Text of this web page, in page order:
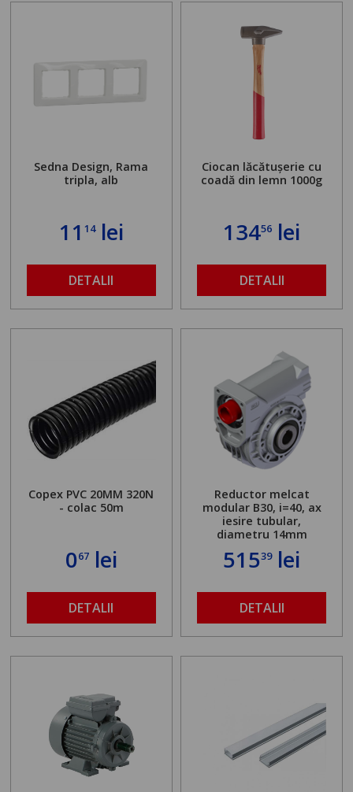
Sedna Design, Rama
tripla, alb
11 14lei
DETALII
Ciocan lăcătușerie cu
coadă din lemn 1000g
13456 lei
DETALII
Copex PVC 20MM 320N
- colac 50m
067lei
DETALII
Reductor melcat
modular B30, i=40, ax
iesire tubular,
diametru 14mm
51539lei
DETALII